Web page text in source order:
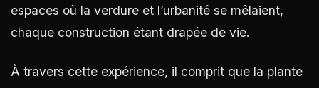
espaces où la verdure et l’urbanité se mêlaient,
chaque construction étant drapée de vie.
À travers cette expérience, il comprit que la plante